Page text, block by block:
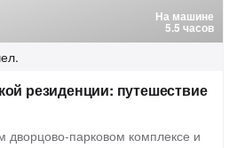
На машине
5.5 часов
резиденции: путешествие
дворцово-парковом комплексе и